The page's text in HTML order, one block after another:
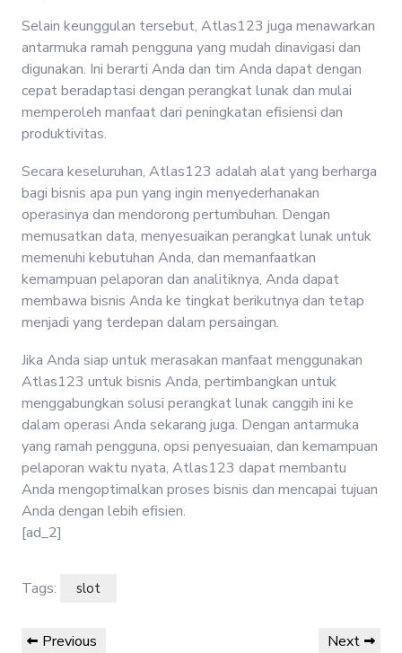
Selain keunggulan tersebut, Atlas123 juga menawarkan
antarmuka ramah pengguna yang mudah dinavigasi dan
digunakan. Ini berarti Anda dan tim Anda dapat dengan
cepat beradaptasi dengan perangkat lunak dan mulai
memperoleh manfaat dari peningkatan efisiensi dan
produktivitas.
Secara keseluruhan, Atlas123 adalah alat yang berharga
bagi bisnis apa pun yang ingin menyederhanakan
operasinya dan mendorong pertumbuhan. Dengan
memusatkan data, menyesuaikan perangkat lunak untuk
memenuhi kebutuhan Anda, dan memanfaatkan
kemampuan pelaporan dan analitiknya, Anda dapat
membawa bisnis Anda ke tingkat berikutnya dan tetap
menjadi yang terdepan dalam persaingan.
Jika Anda siap untuk merasakan manfaat menggunakan
Atlas123 untuk bisnis Anda, pertimbangkan untuk
menggabungkan solusi perangkat lunak canggih ini ke
dalam operasi Anda sekarang juga. Dengan antarmuka
yang ramah pengguna, opsi penyesuaian, dan kemampuan
pelaporan waktu nyata, Atlas123 dapat membantu
Anda mengoptimalkan proses bisnis dan mencapai tujuan
Anda dengan lebih efisien.
[ad_2]
Tags: slot
Post
Previous
Previous
Next
Next